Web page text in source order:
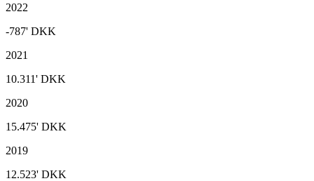
2022
-787' DKK
2021
10.311' DKK
2020
15.475' DKK
2019
12.523' DKK